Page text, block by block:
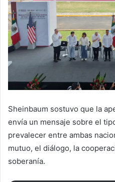
Sheinbaum sostuvo que la
envía un mensaje sobre el
prevalecer entre ambas
mutuo, el diálogo, la
soberanía.